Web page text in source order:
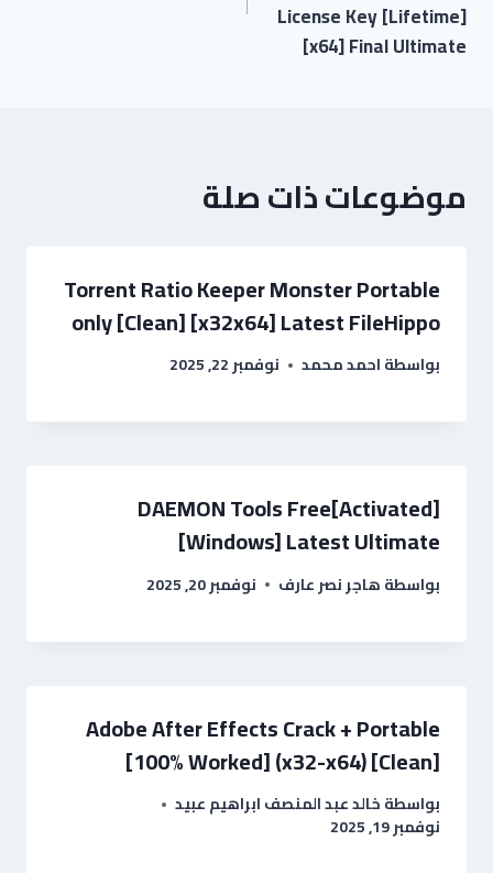
License Key [Lifetime]
[x64] Final Ultimate
موضوعات ذات صلة
Torrent Ratio Keeper Monster Portable
only [Clean] [x32x64] Latest FileHippo
بواسطةاحمد محمد نوفمبر 22, 2025
DAEMON Tools Free[Activated]
[Windows] Latest Ultimate
بواسطةهاجر نصر عارف نوفمبر 20, 2025
Adobe After Effects Crack + Portable
[100% Worked] (x32-x64) [Clean]
بواسطةخالد عبد المنصف ابراهيم عبيد
نوفمبر 19, 2025